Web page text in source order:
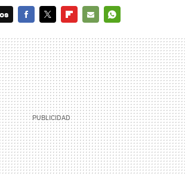
MAIL